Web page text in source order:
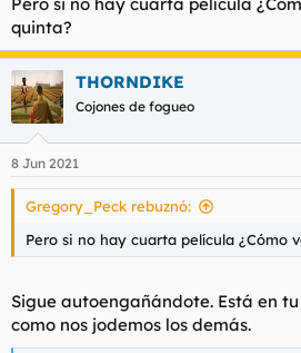
quinta?
THORNDIKE
Cojones de fogueo
8 Jun 2021
Gregory_Peck rebuznó:
Pero si no hay cuarta película ¿Cómo
Sigue autoengañándote. Está en
como nos jodemos los demás.